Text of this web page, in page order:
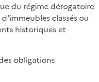
du régime dérogatoire
classés ou
historiques et
obligations